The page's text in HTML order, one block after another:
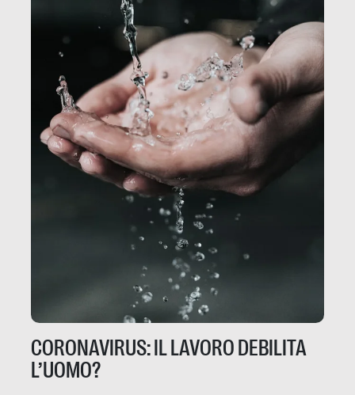
CORONAVIRUS: IL LAVORO DEBILITA
L’UOMO?